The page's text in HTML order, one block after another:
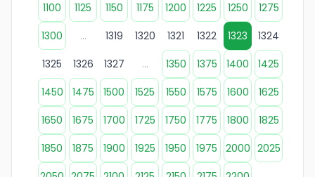
1100
1125 1150 1175 1200 1225 1250
1275
1300
... 1319 1320 1321 1322 1323
1324
1325
1326 1327 ... 1350 1375 1400
1425
1450
1475 1500 1525 1550 1575 1600
1625
1650
1675 1700 1725 1750 1775 1800
1825
1850
1875 1900 1925 1950 1975 2000 2025